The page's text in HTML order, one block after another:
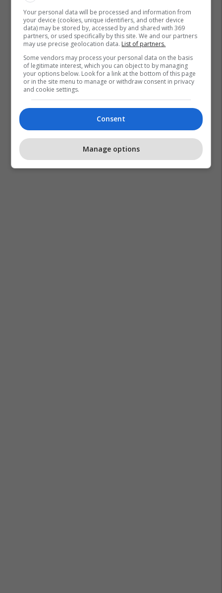
Your personal data will be processed and information from
your device (cookies, unique identifiers, and other device
data) may be stored by, accessed by and shared with 369
partners, or used specifically by this site. We and our partners
may use precise geolocation data. List of partners.
Some vendors may process your personal data on the basis
of legitimate interest, which you can object to by managing
your options below. Look for a link at the bottom of this page
or in the site menu to manage or withdraw consent in privacy
and cookie settings.
Consent
Manage options